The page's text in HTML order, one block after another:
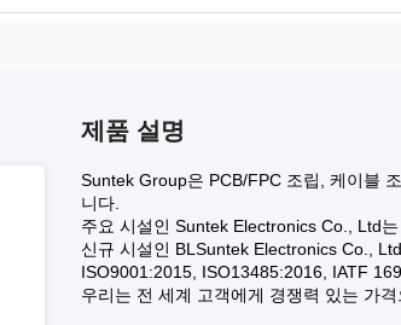
제품 설명
Suntek Group은 PCB/FPC 조립, 케이블
니다.
주요 시설인 Suntek Electronics Co., Ltd
신규 시설인 BLSuntek Electronics Co.,
ISO9001:2015, ISO13485:2016, IATF
우리는 전 세계 고객에게 경쟁력 있는 가